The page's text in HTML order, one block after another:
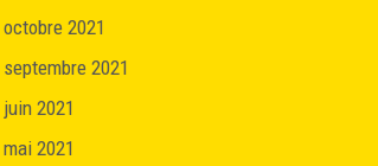
octobre 2021
septembre 2021
juin 2021
mai 2021